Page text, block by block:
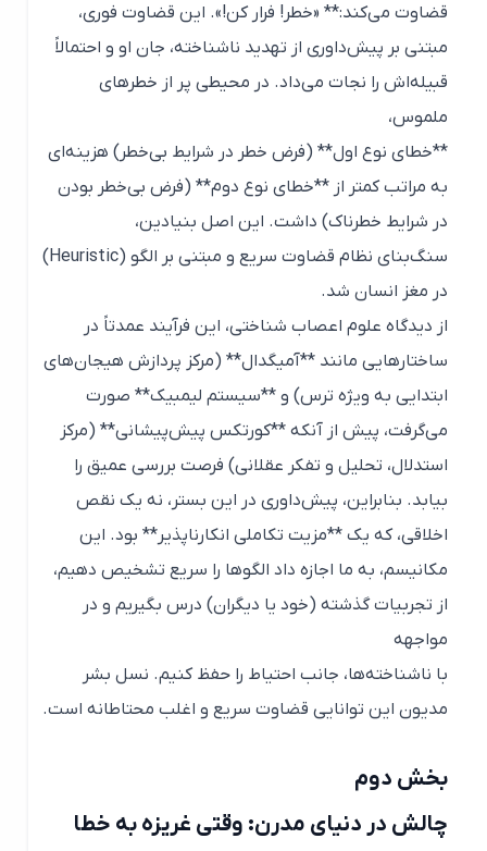
قضاوت می‌کند:** «خطر! فرار کن!». این قضاوت فوری،
مبتنی بر پیش‌داوری از تهدید ناشناخته، جان او و احتمالاً
قبیله‌اش را نجات می‌داد. در محیطی پر از خطرهای
ملموس،
**خطای نوع اول** (فرض خطر در شرایط بی‌خطر) هزینه‌ای
به مراتب کمتر از **خطای نوع دوم** (فرض بی‌خطر بودن
در شرایط خطرناک) داشت. این اصل بنیادین،
سنگ‌بناى نظام قضاوت سریع و مبتنی بر الگو (Heuristic)
در مغز انسان شد.
از دیدگاه علوم اعصاب شناختی، این فرآیند عمدتاً در
ساختارهایی مانند **آمیگدال** (مرکز پردازش هیجان‌های
ابتدایی به ویژه ترس) و **سیستم لیمبیک** صورت
می‌گرفت، پیش از آنکه **کورتکس پیش‌پیشانی** (مرکز
استدلال، تحلیل و تفکر عقلانی) فرصت بررسی عمیق را
بیابد. بنابراین، پیش‌داوری در این بستر، نه یک نقص
اخلاقی، که یک **مزیت تکاملی انکارناپذیر** بود. این
مکانیسم، به ما اجازه داد الگوها را سریع تشخیص دهیم،
از تجربیات گذشته (خود یا دیگران) درس بگیریم و در
مواجهه
با ناشناخته‌ها، جانب احتیاط را حفظ کنیم. نسل بشر
مدیون این توانایی قضاوت سریع و اغلب محتاطانه است.
بخش دوم
چالش در دنیای مدرن: وقتی غریزه به خطا